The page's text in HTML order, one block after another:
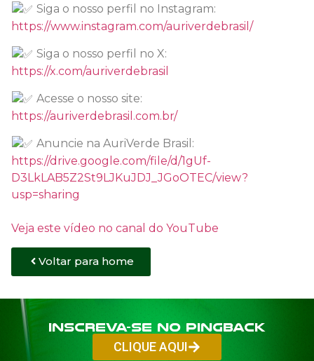
Siga o nosso perfil no Instagram:
https://www.instagram.com/auriverdebrasil/
Siga o nosso perfil no X:
https://x.com/auriverdebrasil
Acesse o nosso site:
https://auriverdebrasil.com.br/
Anuncie na AuriVerde Brasil:
https://drive.google.com/file/d/1gUf-
D3LkLAB5Z2St9LJKuJDJ_JGoOTEC/view?
usp=sharing
Veja este vídeo no canal do YouTube
Voltar para home
Inscreva-se no PINGBACK
CLIQUE AQUI